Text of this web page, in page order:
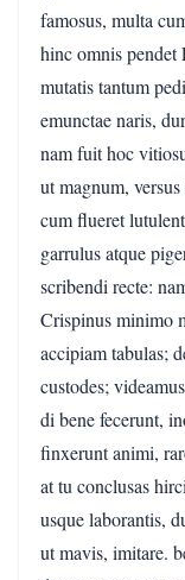
famosus, multa
hinc omnis pendet
mutatis tantum
emunctae naris,
nam fuit hoc
ut magnum,
cum flueret
garrulus atque
scribendi recte:
Crispinus minimo
accipiam tabulas;
custodes;
di bene fecerunt,
finxerunt animi,
at tu conclusas
usque laborantis,
ut mavis, imitare.